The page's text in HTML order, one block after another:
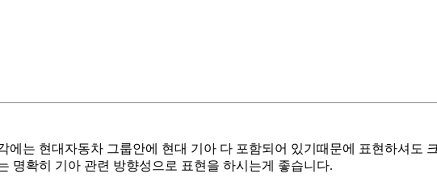
에는 현대자동차 그룹안에 현대 기아 다 포함되어 있기때문에 표현하셔도
명확히 기아 관련 방향성으로 표현을 하시는게 좋습니다.